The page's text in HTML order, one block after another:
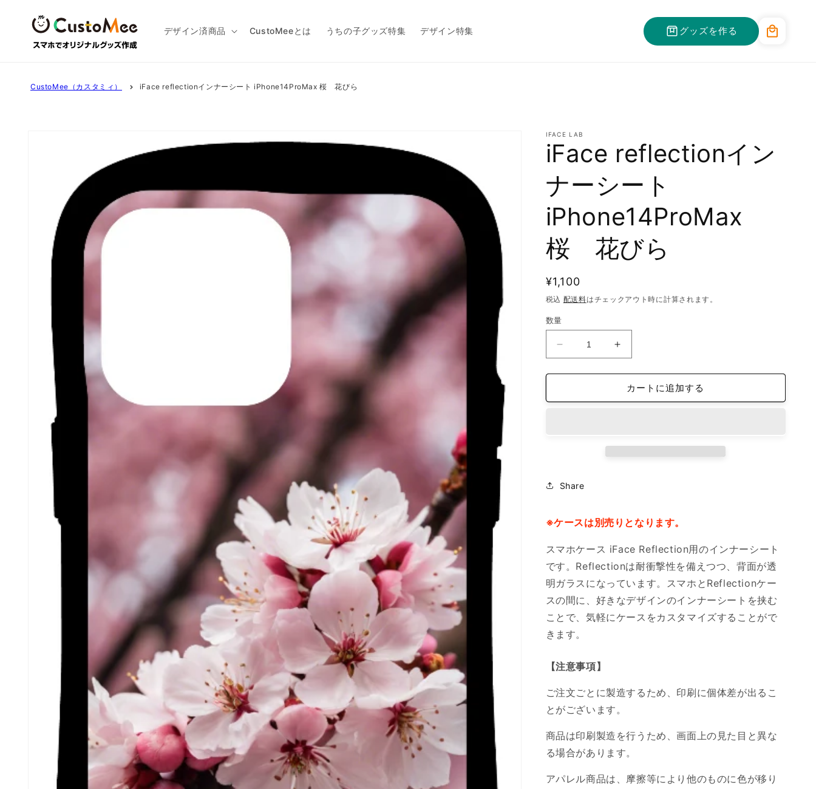
ンツに
進む
デザイン済商品 CustoMeeとは うちの子グッズ特集 デザイン特集 グッズを作る
ー
CustoMee（カスタミィ） iFace reflectionインナーシート iPhone14ProMax 桜 花びら
IFACE LAB
iFace reflectionイン
ナーシート
iPhone14ProMax
桜 花びら
通
常
価
格
¥1,100
税込 配送料はチェックアウト時に計算されます。
数量
reflection
イ
ナ
桜
び
の
数
量
を
減
ら
す
iFace
reflection
イ
ン
ナ
ー
び
の
数
量
増
や
カートに追加する
Share
※ケースは別売りとなります。
スマホケース iFace Reflection用のインナーシート
です。Reflectionは耐衝撃性を備えつつ、背面が透
明ガラスになっています。スマホとReflectionケー
スの間に、好きなデザインのインナーシートを挟む
ことで、気軽にケースをカスタマイズすることがで
きます。
【注意事項】
ご注文ごとに製造するため、印刷に個体差が出るこ
とがございます。
商品は印刷製造を行うため、画面上の見た目と異な
る場合があります。
アパレル商品は、摩擦等により他のものに色が移り